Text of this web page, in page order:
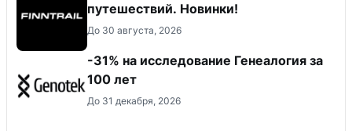
путешествий. Новинки!
До 30 августа, 2026
-31% на исследование Генеалогия за
100 лет
До 31 декабря, 2026